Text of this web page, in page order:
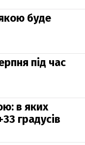
буде
під час
в яких
градусів